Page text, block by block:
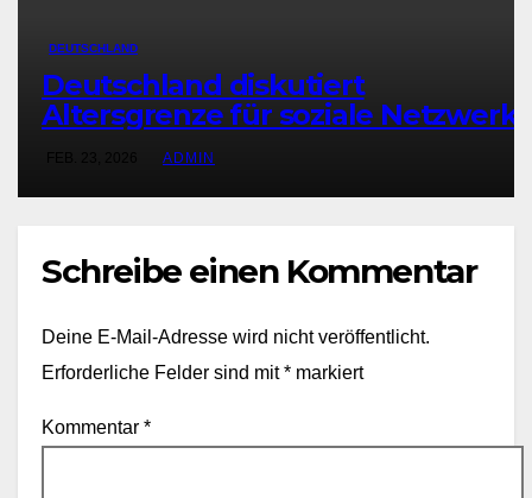
DEUTSCHLAND
Deutschland diskutiert
Altersgrenze für soziale
ADMIN
Schreibe einen Kommentar
Deine E-Mail-Adresse wird nicht veröffentlicht.
Erforderliche Felder sind mit* markiert
Kommentar *